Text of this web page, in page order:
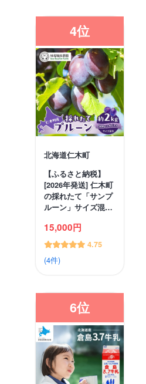
4位
北海道仁木町
【ふるさと納税】
[2026年発送] 仁木町
の採れたて「サンプ
ルーン」サイズ混…
15,000円
4.75
(4件)
6位